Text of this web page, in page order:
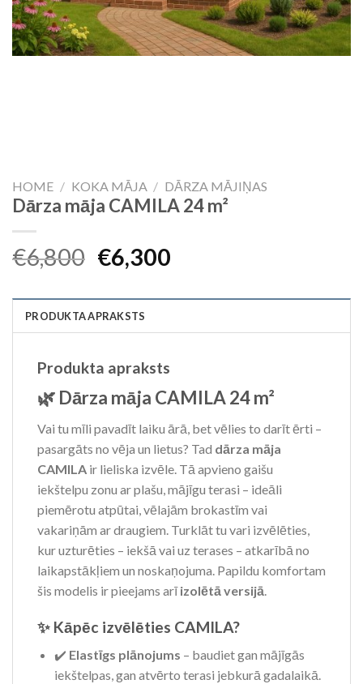
HOME / KOKA MĀJA / DĀRZA MĀJIŅAS
Dārza māja CAMILA 24 m²
€6,800 Original
price
was:
€6,800.
€6,300Current
is:
PRODUKTA APRAKSTS
Produkta apraksts
🌿 Dārza māja CAMILA24 m²
Vai tu mīli pavadīt laiku ārā, bet vēlies to darīt ērti –
pasargāts no vēja un lietus? Tad dārza māja
CAMILA ir lieliska izvēle. Tā apvieno gaišu
iekštelpu zonu ar plašu, mājīgu terasi – ideāli
piemērotu atpūtai, vēlajām brokastīm vai
vakariņām ar draugiem. Turklāt tu vari izvēlēties,
kur uzturēties – iekšā vai uz terases – atkarībā no
laikapstākļiem un noskaņojuma. Papildu komfortam
šis modelis ir pieejams arīizolētā versijā.
✨ Kāpēc izvēlēties CAMILA?
✔️ Elastīgs plānojums – baudiet gan mājīgās
iekštelpas, gan atvērto terasi jebkurā gadalaikā.